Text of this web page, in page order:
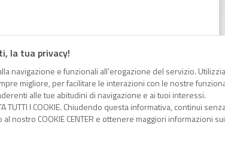
la tua privacy!
navigazione e funzionali all’erogazione del servizio.
migliore, per facilitare le interazioni con le nostre
alle tue abitudini di navigazione e ai tuoi interessi.
TUTTI I COOKIE. Chiudendo questa informativa, continui
nostro COOKIE CENTER e ottenere maggiori informazioni
COPIA LINK